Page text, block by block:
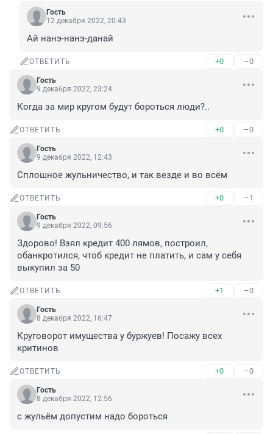
Гость
12 декабря 2022, 20:43
Ай нанэ-нанэ-данай
ОТВЕТИТЬ +0 –0
Гость
9 декабря 2022, 23:24
Когда за мир кругом будут бороться люди?..
ОТВЕТИТЬ +0 –0
Гость
9 декабря 2022, 12:43
Сплошное жульничество, и так везде и во всём
ОТВЕТИТЬ +0 –1
Гость
9 декабря 2022, 09:56
Здорово! Взял кредит 400 лямов, построил,
обанкротился, чтоб кредит не платить, и сам у себя
выкупил за 50
ОТВЕТИТЬ +1 –0
Гость
8 декабря 2022, 16:47
Круговорот имущества у буржуев! Посажу всех
критинов
ОТВЕТИТЬ +0 –0
Гость
8 декабря 2022, 12:56
с жульём допустим надо бороться